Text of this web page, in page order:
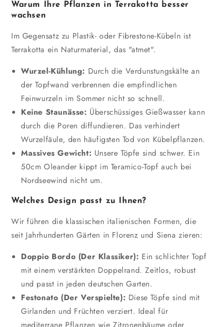
Warum Ihre Pflanzen in Terrakotta besser
wachsen
Im Gegensatz zu Plastik- oder Fibrestone-Kübeln ist
Terrakotta ein Naturmaterial, das "atmet".
Wurzel-Kühlung: Durch die Verdunstungskälte an
der Topfwand verbrennen die empfindlichen
Feinwurzeln im Sommer nicht so schnell.
Keine Staunässe: Überschüssiges Gießwasser kann
durch die Poren diffundieren. Das verhindert
Wurzelfäule, den häufigsten Tod von Kübelpflanzen.
Massives Gewicht: Unsere Töpfe sind schwer. Ein
50cm Oleander kippt im Teramico-Topf auch bei
Nordseewind nicht um.
Welches Design passt zu Ihnen?
Wir führen die klassischen italienischen Formen, die
seit Jahrhunderten Gärten in Florenz und Siena zieren:
Doppio Bordo (Der Klassiker): Ein schlichter Topf
mit einem verstärkten Doppelrand. Zeitlos, robust
und passt in jeden deutschen Garten.
Festonato (Der Verspielte): Diese Töpfe sind mit
Girlanden und Früchten verziert. Ideal für